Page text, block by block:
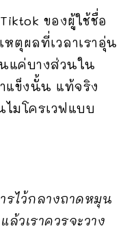
ของผู้ใช้ชื่อ
ตุผลที่เวลาเราอุ่น
แค่บางส่วนใน
แข็งนั้น แท้จริง
ไมโครเวฟแบบ
รไว้กลางถาดหมุน
ล้วเราควรจะวาง